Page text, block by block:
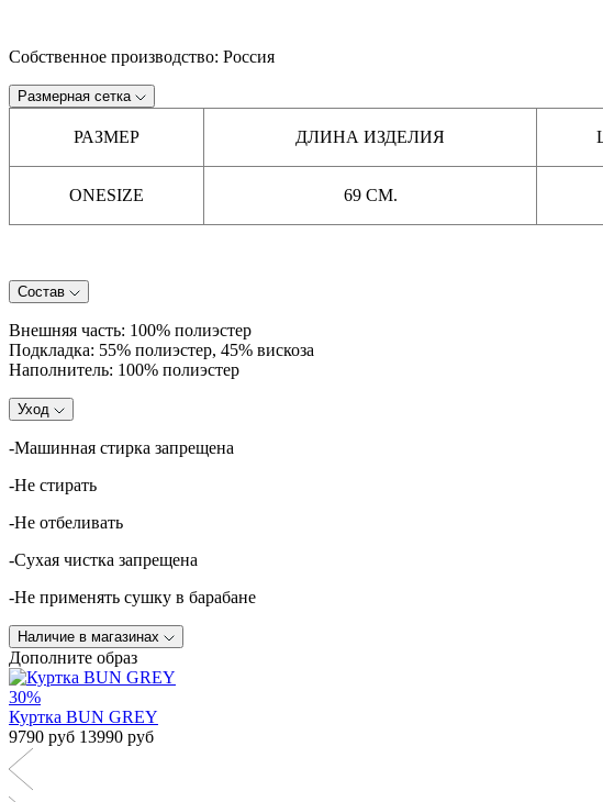
Собственное производство: Россия
Размерная сетка
РАЗМЕР ДЛИНА ИЗДЕЛИЯ
ONESIZE 69 СМ.
Состав
Внешняя часть: 100% полиэстер
Подкладка: 55% полиэстер, 45% вискоза
Наполнитель: 100% полиэстер
Уход
-Машинная стирка запрещена
-Не стирать
-Не отбеливать
-Сухая чистка запрещена
-Не применять сушку в барабане
Наличие в магазинах
Дополните образ
30%
Куртка BUN GREY
9790 руб 13990 руб